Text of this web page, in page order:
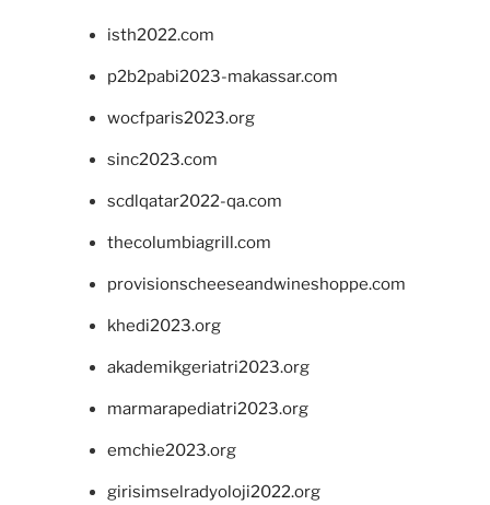
isth2022.com
p2b2pabi2023-makassar.com
wocfparis2023.org
sinc2023.com
scdlqatar2022-qa.com
thecolumbiagrill.com
provisionscheeseandwineshoppe.com
khedi2023.org
akademikgeriatri2023.org
marmarapediatri2023.org
emchie2023.org
girisimselradyoloji2022.org